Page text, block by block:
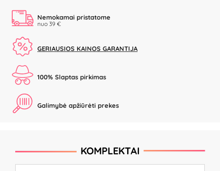
Nemokamai pristatome
nuo 39 €
GERIAUSIOS KAINOS GARANTIJA
100% Slaptas pirkimas
Galimybė apžiūrėti prekes
KOMPLEKTAI